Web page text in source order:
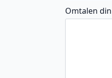
av
5
av
5
av
5
av
5
Omtalen din